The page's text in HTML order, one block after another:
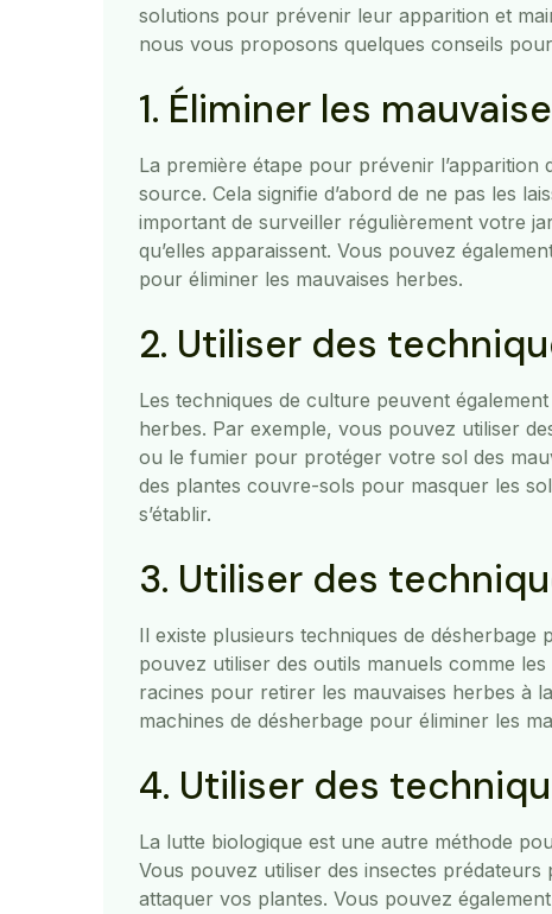
solutions pour prévenir leur apparition et
nous vous proposons quelques conseils
1. Éliminer les
La première étape pour prévenir l’apparition
source. Cela signifie d’abord de ne pas les
important de surveiller régulièrement votre
qu’elles apparaissent. Vous pouvez
pour éliminer les mauvaises herbes.
2. Utiliser des
Les techniques de culture peuvent
herbes. Par exemple, vous pouvez utiliser
ou le fumier pour protéger votre sol des
des plantes couvre-sols pour masquer les
s’établir.
3. Utiliser des
Il existe plusieurs techniques de désherbage
pouvez utiliser des outils manuels comme
racines pour retirer les mauvaises herbes à
machines de désherbage pour éliminer les
4. Utiliser des
La lutte biologique est une autre méthode
Vous pouvez utiliser des insectes
attaquer vos plantes. Vous pouvez